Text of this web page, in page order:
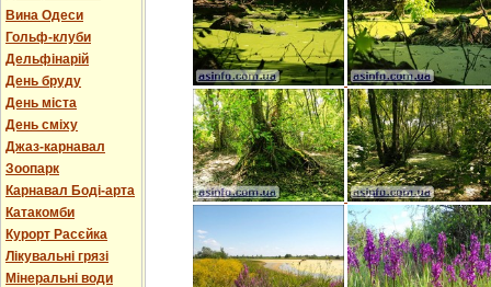
Вина Одеси
Гольф-клуби
Дельфінарій
День бруду
День міста
День сміху
Джаз-карнавал
Зоопарк
Карнавал Боді-арта
Катакомби
Курорт Расєйка
Лікувальні грязі
Мінеральні води